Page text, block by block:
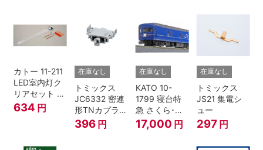
カトー 11-211
LED室内灯ク
リアセット N
ゲージ
634 円
在庫なし
トミックス
JC6332 密連
形TNカプラー
(SPグレー電
連付・211系)
396 円
在庫なし
KATO 10-
1799 寝台特
急 さくら･は
やぶさ/富士
24系 9両セッ
17,000 円
在庫なし
トミックス
JS21 集電シ
ュー
297 円